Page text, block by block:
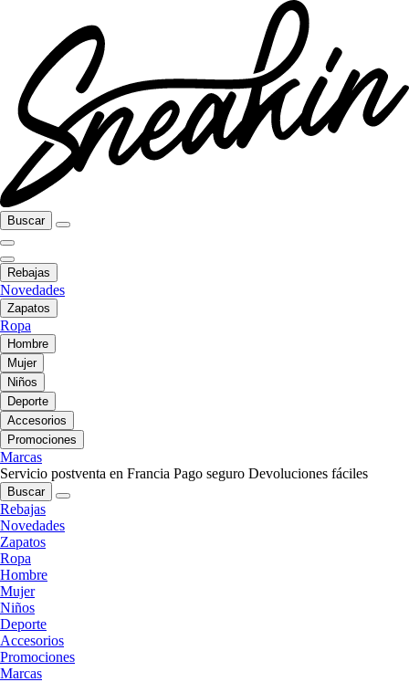
Buscar
Rebajas
Novedades
Zapatos
Ropa
Hombre
Mujer
Niños
Deporte
Accesorios
Promociones
Marcas
Servicio postventa en Francia Pago seguro Devoluciones fáciles
Buscar
Rebajas
Novedades
Zapatos
Ropa
Hombre
Mujer
Niños
Deporte
Accesorios
Promociones
Marcas